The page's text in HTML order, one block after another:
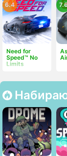
Need for
Speed™ No
Limits
6.4